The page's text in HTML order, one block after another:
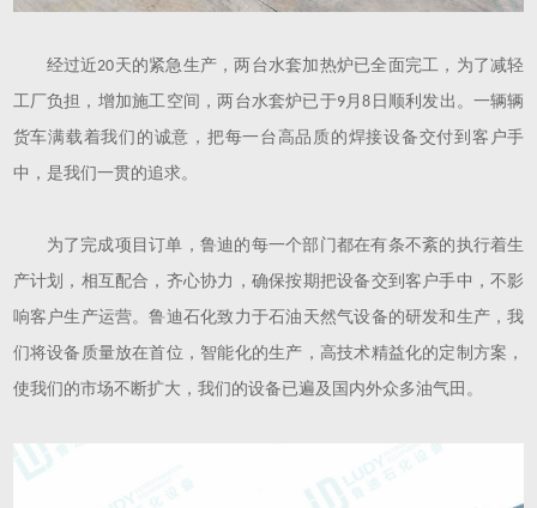
经过近20天的紧急生产，两台水套加热炉已全面完工，为了减轻
工厂负担，增加施工空间，两台水套炉已于9月8 日顺利发出。一辆辆
货车满载着我们的诚意，把每一台高品质的焊接设备交付到客户手
中，是我们一贯的追求。
为了完成项目订单，鲁迪的每一个部门都在有条不紊的执行着生
产计划，相互配合，齐心协力，确保按期把设备交到客户手中，不影
响客户生产运营。鲁迪石化致力于石油天然气设备的研发和生产，我
们将设备质量放在首位，智能化的生产，高技术精益化的定制方案，
使我们的市场不断扩大，我们的设备已遍及国内外众多油气田。